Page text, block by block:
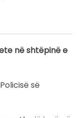
në shtëpinë e
së